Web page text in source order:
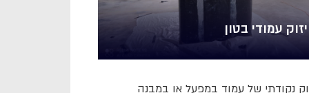
עמודי בטון
נקודתי של עמוד במפעל או במבנה